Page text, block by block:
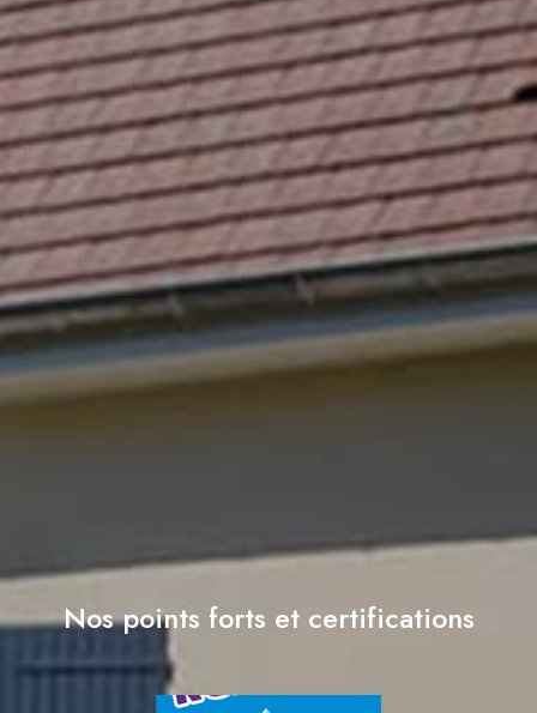
Nos points forts et certifications